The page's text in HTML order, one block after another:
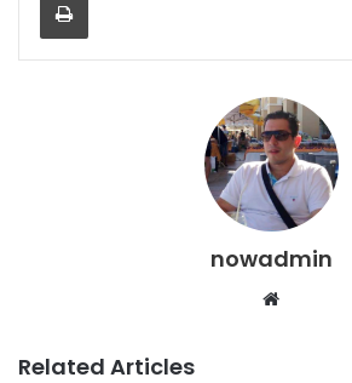
nowadmin
Website
Related Articles